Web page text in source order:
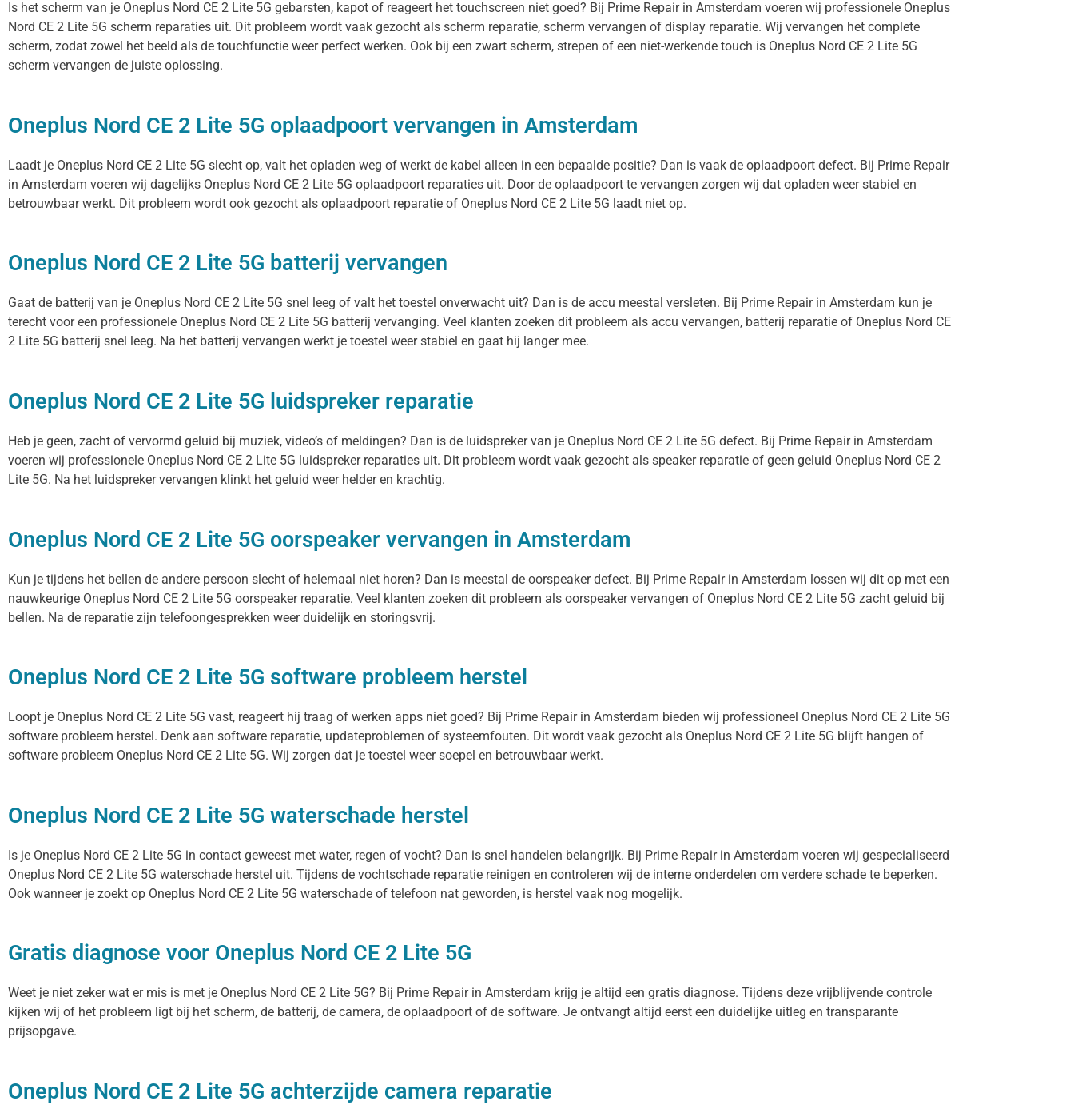
Is het scherm van je Oneplus Nord CE 2 Lite 5G gebarsten, kapot of reageert het touchscreen niet goed? Bij Prime Repair in Amsterdam voeren wij professionele Oneplus
Nord CE 2 Lite 5G scherm reparaties uit. Dit probleem wordt vaak gezocht als scherm reparatie, scherm vervangen of display reparatie. Wij vervangen het complete
scherm, zodat zowel het beeld als de touchfunctie weer perfect werken. Ook bij een zwart scherm, strepen of een niet-werkende touch is Oneplus Nord CE 2 Lite 5G
scherm vervangen de juiste oplossing.
Oneplus Nord CE 2 Lite 5G oplaadpoort vervangen in Amsterdam
Laadt je Oneplus Nord CE 2 Lite 5G slecht op, valt het opladen weg of werkt de kabel alleen in een bepaalde positie? Dan is vaak de oplaadpoort defect. Bij Prime Repair
in Amsterdam voeren wij dagelijks Oneplus Nord CE 2 Lite 5G oplaadpoort reparaties uit. Door de oplaadpoort te vervangen zorgen wij dat opladen weer stabiel en
betrouwbaar werkt. Dit probleem wordt ook gezocht als oplaadpoort reparatie of Oneplus Nord CE 2 Lite 5G laadt niet op.
Oneplus Nord CE 2 Lite 5G batterij vervangen
Gaat de batterij van je Oneplus Nord CE 2 Lite 5G snel leeg of valt het toestel onverwacht uit? Dan is de accu meestal versleten. Bij Prime Repair in Amsterdam kun je
terecht voor een professionele Oneplus Nord CE 2 Lite 5G batterij vervanging. Veel klanten zoeken dit probleem als accu vervangen, batterij reparatie of Oneplus Nord CE
2 Lite 5G batterij snel leeg. Na het batterij vervangen werkt je toestel weer stabiel en gaat hij langer mee.
Oneplus Nord CE 2 Lite 5G luidspreker reparatie
Heb je geen, zacht of vervormd geluid bij muziek, video’s of meldingen? Dan is de luidspreker van je Oneplus Nord CE 2 Lite 5G defect. Bij Prime Repair in Amsterdam
voeren wij professionele Oneplus Nord CE 2 Lite 5G luidspreker reparaties uit. Dit probleem wordt vaak gezocht als speaker reparatie of geen geluid Oneplus Nord CE 2
Lite 5G. Na het luidspreker vervangen klinkt het geluid weer helder en krachtig.
Oneplus Nord CE 2 Lite 5G oorspeaker vervangen in Amsterdam
Kun je tijdens het bellen de andere persoon slecht of helemaal niet horen? Dan is meestal de oorspeaker defect. Bij Prime Repair in Amsterdam lossen wij dit op met een
nauwkeurige Oneplus Nord CE 2 Lite 5G oorspeaker reparatie. Veel klanten zoeken dit probleem als oorspeaker vervangen of Oneplus Nord CE 2 Lite 5G zacht geluid bij
bellen. Na de reparatie zijn telefoongesprekken weer duidelijk en storingsvrij.
Oneplus Nord CE 2 Lite 5G software probleem herstel
Loopt je Oneplus Nord CE 2 Lite 5G vast, reageert hij traag of werken apps niet goed? Bij Prime Repair in Amsterdam bieden wij professioneel Oneplus Nord CE 2 Lite 5G
software probleem herstel. Denk aan software reparatie, updateproblemen of systeemfouten. Dit wordt vaak gezocht als Oneplus Nord CE 2 Lite 5G blijft hangen of
software probleem Oneplus Nord CE 2 Lite 5G. Wij zorgen dat je toestel weer soepel en betrouwbaar werkt.
Oneplus Nord CE 2 Lite 5G waterschade herstel
Is je Oneplus Nord CE 2 Lite 5G in contact geweest met water, regen of vocht? Dan is snel handelen belangrijk. Bij Prime Repair in Amsterdam voeren wij gespecialiseerd
Oneplus Nord CE 2 Lite 5G waterschade herstel uit. Tijdens de vochtschade reparatie reinigen en controleren wij de interne onderdelen om verdere schade te beperken.
Ook wanneer je zoekt op Oneplus Nord CE 2 Lite 5G waterschade of telefoon nat geworden, is herstel vaak nog mogelijk.
Gratis diagnose voor Oneplus Nord CE 2 Lite 5G
Weet je niet zeker wat er mis is met je Oneplus Nord CE 2 Lite 5G? Bij Prime Repair in Amsterdam krijg je altijd een gratis diagnose. Tijdens deze vrijblijvende controle
kijken wij of het probleem ligt bij het scherm, de batterij, de camera, de oplaadpoort of de software. Je ontvangt altijd eerst een duidelijke uitleg en transparante
prijsopgave.
Oneplus Nord CE 2 Lite 5G achterzijde camera reparatie